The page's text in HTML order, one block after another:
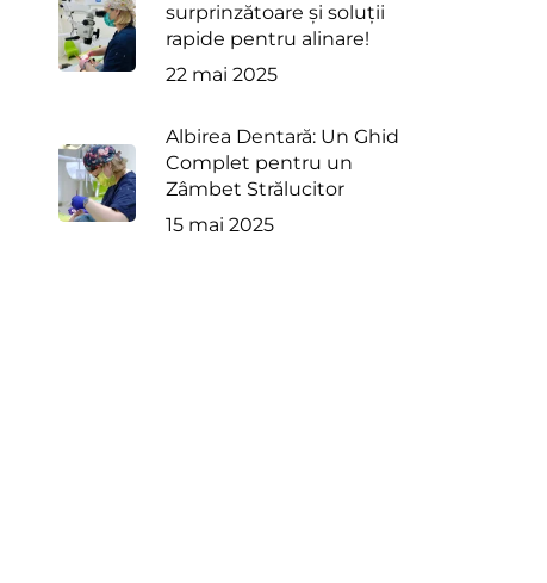
surprinzătoare și soluții
rapide pentru alinare!
22 mai 2025
Albirea Dentară: Un Ghid
Complet pentru un
Zâmbet Strălucitor
15 mai 2025